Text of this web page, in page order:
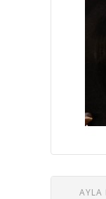
AYLA